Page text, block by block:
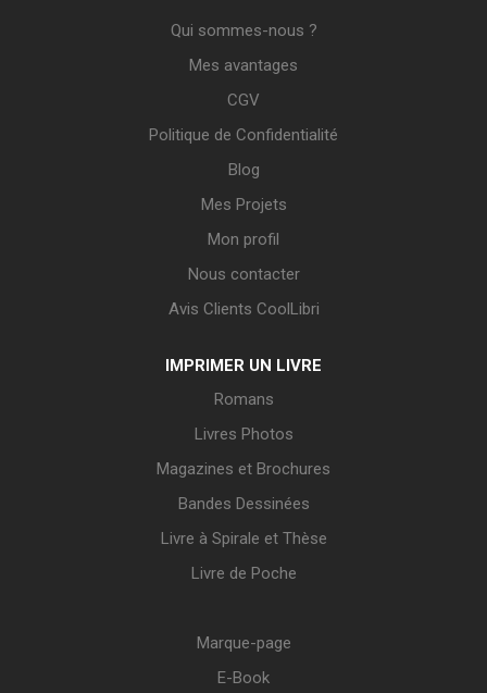
Qui sommes-nous ?
Mes avantages
CGV
Politique de Confidentialité
Blog
Mes Projets
Mon profil
Nous contacter
Avis Clients CoolLibri
IMPRIMER UN LIVRE
Romans
Livres Photos
Magazines et Brochures
Bandes Dessinées
Livre à Spirale et Thèse
Livre de Poche
Marque-page
E-Book